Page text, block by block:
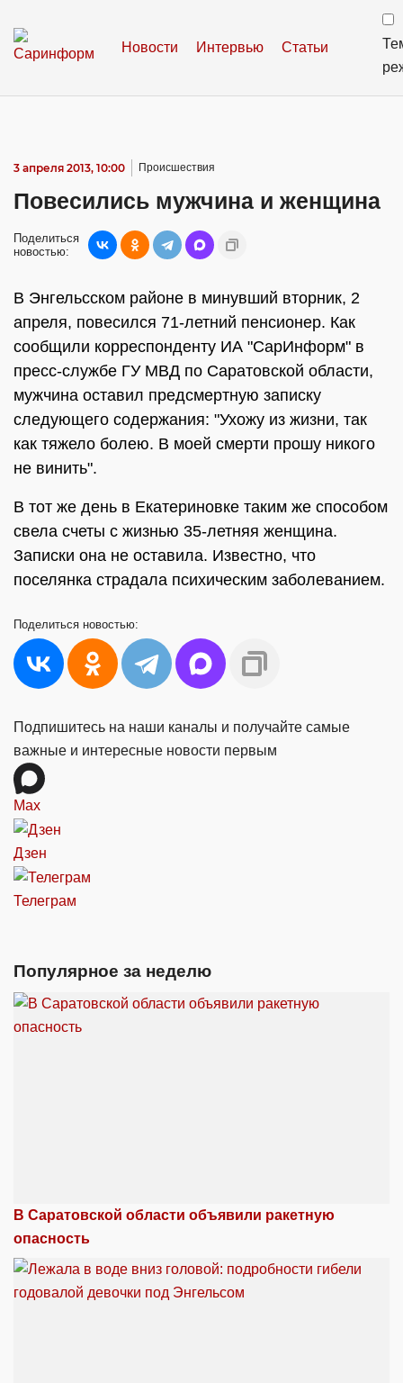
Новости Интервью Статьи
3 апреля 2013, 10:00 Происшествия
Повесились мужчина и женщина
Поделиться
новостью:
В Энгельсском районе в минувший вторник, 2
апреля, повесился 71-летний пенсионер. Как
сообщили корреспонденту ИА "СарИнформ" в
пресс-службе ГУ МВД по Саратовской области,
мужчина оставил предсмертную записку
следующего содержания: "Ухожу из жизни, так
как тяжело болею. В моей смерти прошу никого
не винить".
В тот же день в Екатериновке таким же способом
свела счеты с жизнью 35-летняя женщина.
Записки она не оставила. Известно, что
поселянка страдала психическим заболеванием.
Поделиться новостью:
Подпишитесь на наши каналы и получайте самые
важные и интересные новости первым
Max
Дзен
Телеграм
Популярное за неделю
В Саратовской области объявили ракетную
опасность